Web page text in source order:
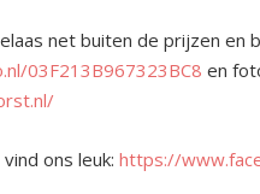
net buiten de prijzen en
03F213B967323BC8 en
ons leuk:https://